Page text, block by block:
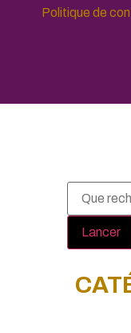
Politique de
Lancer